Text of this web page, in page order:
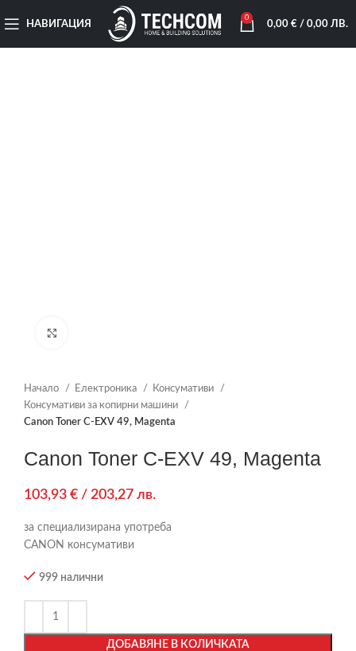
НАВИГАЦИЯ
0
0,00 €/ 0,00 ЛВ.
Начало Електроника
Консумативи
Консумативи за копирни машини
Canon Toner C-EXV 49, Magenta
Canon Toner C-EXV 49, Magenta
103,93 € / 203,27 лв.
за специализирана употреба
CANON консумативи
999 налични
ДОБАВЯНЕ В КОЛИЧКАТА